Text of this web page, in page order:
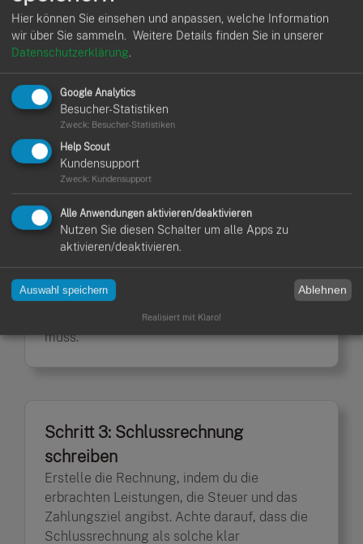
Schritt 1: Alle erbrachten Leistungen
erfassen
Notiere alle Leistungen, die du während des
Projekts erbracht hast. Dazu gehören sowohl
die Arbeitsstunden als auch Materialkosten.
Schritt 2: Abschlagsrechnungen
abziehen
Ziehe alle zuvor gestellten
Abschlagsrechnungen ab, um den Restbetrag
zu berechnen, den der Kunde noch bezahlen
muss.
Schritt 3: Schlussrechnung
schreiben
Erstelle die Rechnung, indem du die
erbrachten Leistungen, die Steuer und das
Zahlungsziel angibst. Achte darauf, dass die
Schlussrechnung als solche klar
Hier können Sie einsehen und anpassen, welche Information
wir über Sie sammeln. Weitere Details finden Sie in unserer
Datenschutzerklärung.
Google Analytics
Besucher-Statistiken
Zweck: Besucher-Statistiken
Help Scout
Kundensupport
Zweck: Kundensupport
Alle Anwendungen aktivieren/deaktivieren
Nutzen Sie diesen Schalter um alle Apps zu
aktivieren/deaktivieren.
Auswahl speichern Ablehnen
Realisiert mit Klaro!